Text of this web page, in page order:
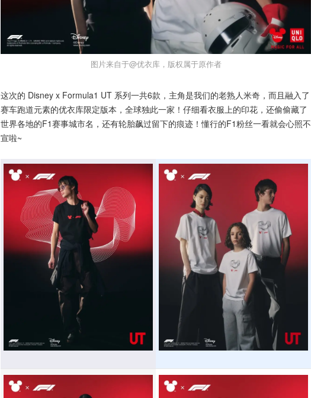
图片来自于@优衣库，版权属于原作者
这次的 Disney x Formula1 UT 系列一共6款，主角是我们的老熟人米奇，而且融入了
赛车跑道元素的优衣库限定版本，全球独此一家！仔细看衣服上的印花，还偷偷藏了
世界各地的F1赛事城市名，还有轮胎飙过留下的痕迹！懂行的F1粉丝一看就会心照不
宣啦~